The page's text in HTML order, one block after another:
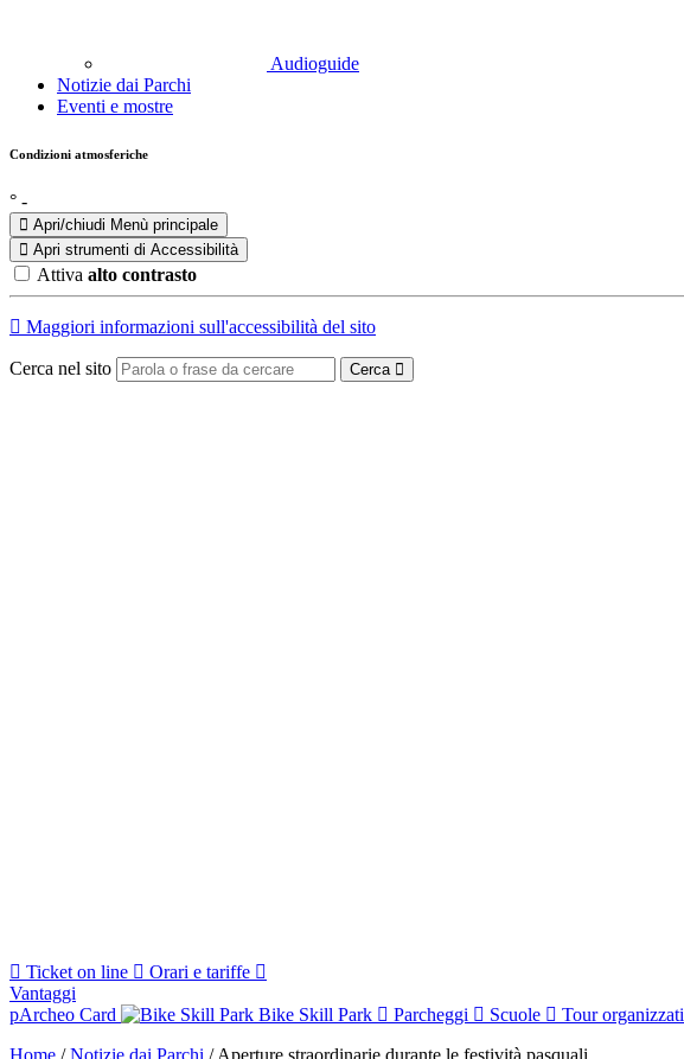
Audioguide
Notizie dai Parchi
Eventi e mostre
Condizioni atmosferiche
° -
Apri/chiudi Menù principale
Apri strumenti di Accessibilità
Attiva alto contrasto
Maggiori informazioni sull'accessibilità del sito
Cerca nel sito Cerca
Ticket on line
Orari e tariffe
Vantaggi
pArcheo Card
Bike Skill Park Parcheggi Scuole Tour organizzati
Home /Notizie dai Parchi / Aperture straordinarie durante le festività pasquali